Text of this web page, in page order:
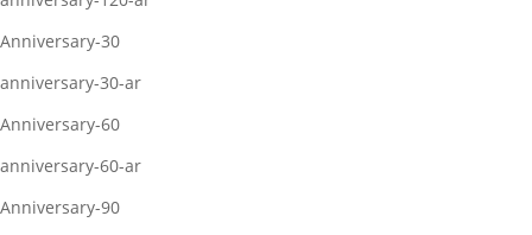
Anniversary-30
anniversary-30-ar
Anniversary-60
anniversary-60-ar
Anniversary-90